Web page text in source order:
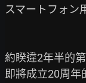
スマートフォン
約睽違2年半的
即將成立20周年